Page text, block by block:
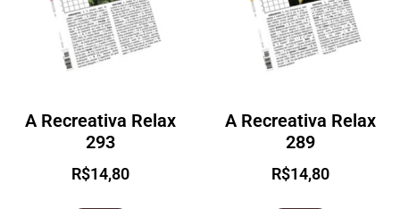
A Recreativa Relax
293
R$14,80
A Recreativa Relax
289
R$14,80